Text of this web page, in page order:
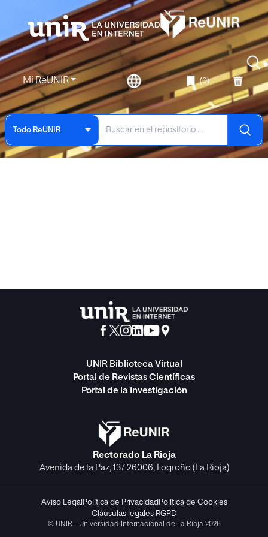
Mi ReUNIR (0)
Todo ReUNIR
UNIR Biblioteca Virtual
Portal de Revistas Científicas
Portal de la Investigación
Rectorado La Rioja
Avenida de la Paz, 137 26006, Logroño (La Rioja)
Aviso Legal Política de Privacidad Política de Cookies
Cláusulas legales RGPD
© UNIR - Universidad Internacional de La Rioja 2026